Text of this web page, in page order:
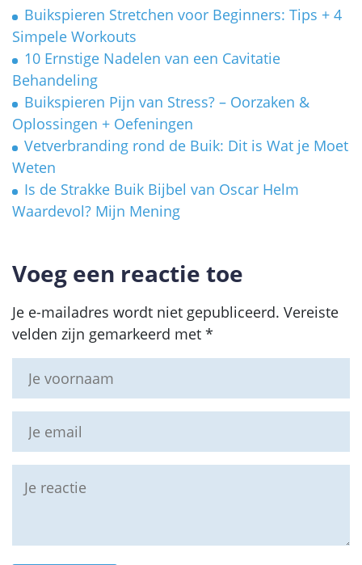
Buikspieren Stretchen voor Beginners: Tips + 4
Simpele Workouts
10 Ernstige Nadelen van een Cavitatie
Behandeling
Buikspieren Pijn van Stress? – Oorzaken &
Oplossingen + Oefeningen
Vetverbranding rond de Buik: Dit is Wat je Moet
Weten
Is de Strakke Buik Bijbel van Oscar Helm
Waardevol? Mijn Mening
Voeg een reactie toe
Je e-mailadres wordt niet gepubliceerd. Vereiste
velden zijn gemarkeerd met *